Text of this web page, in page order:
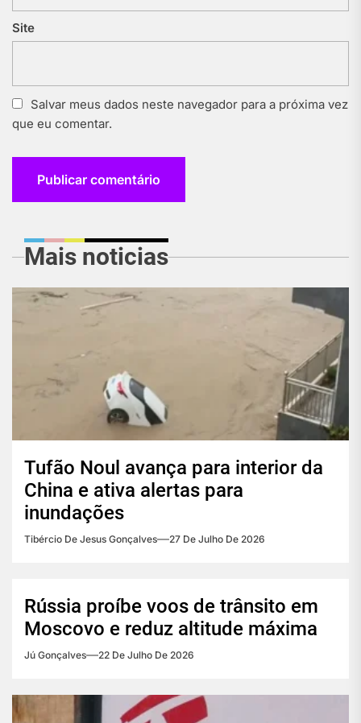
Site
Salvar meus dados neste navegador para a próxima vez
que eu comentar.
Mais noticias
Tufão Noul avança para interior da
China e ativa alertas para
inundações
Tibércio De Jesus Gonçalves 27 De Julho De 2026
Rússia proíbe voos de trânsito em
Moscovo e reduz altitude máxima
Jú Gonçalves 22 De Julho De 2026